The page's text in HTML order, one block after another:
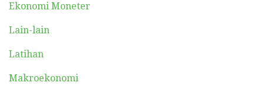
Ekonomi Moneter
Lain-lain
Latihan
Makroekonomi